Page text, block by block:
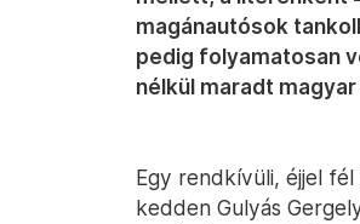
magánautósok
pedig folyamatosan
nélkül maradt
Egy rendkívüli, éjjel
kedden Gulyás